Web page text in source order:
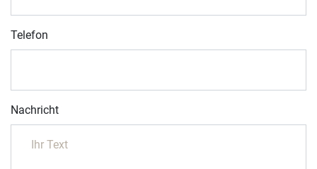
Telefon
Nachricht